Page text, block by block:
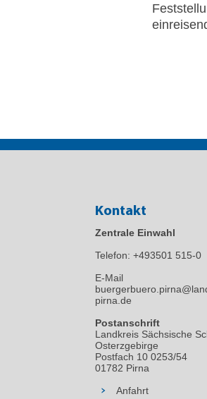
Kontakt
Zentrale Einwahl
Telefon: +493501 515-0
E-Mail
pirna.de
Postanschrift
Landkreis Sächsische
Osterzgebirge
Postfach 10 0253/54
01782 Pirna
Anfahrt